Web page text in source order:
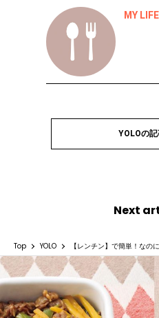
MY
YOLOの
Next
Top YOLO 【レンチン】で簡単！なの